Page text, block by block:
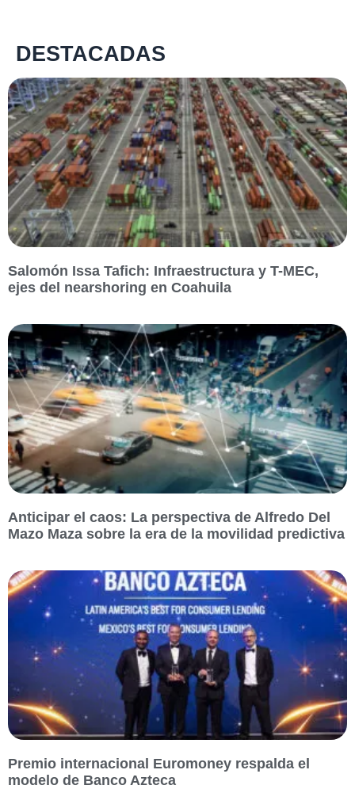
DESTACADAS
Salomón Issa Tafich: Infraestructura y T-MEC,
ejes del nearshoring en Coahuila
Anticipar el caos: La perspectiva de Alfredo Del
Mazo Maza sobre la era de la movilidad predictiva
Premio internacional Euromoney respalda el
modelo de Banco Azteca